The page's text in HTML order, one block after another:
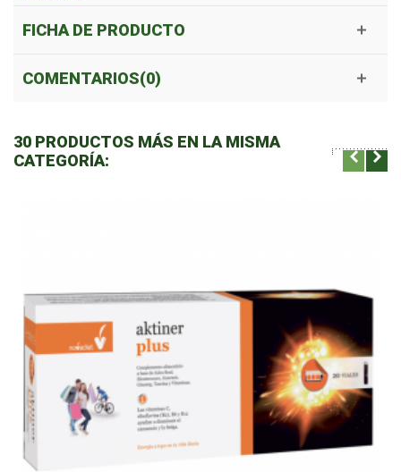
FICHA DE PRODUCTO
COMENTARIOS(0)
30 PRODUCTOS MÁS EN LA MISMA
CATEGORÍA: